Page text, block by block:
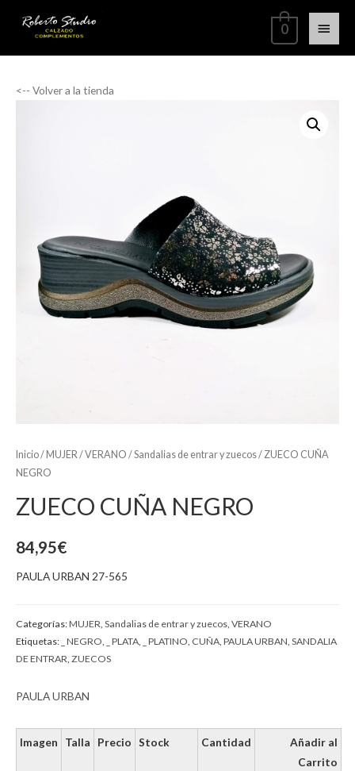
0
<-- Volver a la tienda
Inicio/ MUJER /VERANO /Sandalias de entrar y zuecos/ ZUECO CUÑA
NEGRO
ZUECO CUÑA NEGRO
84,95€
PAULA URBAN 27-565
Categorías:MUJER Sandalias de entrar y zuecos VERANO
Etiquetas: _ NEGRO _ PLATA _ PLATINO CUÑA PAULA URBAN SANDALIA
DE ENTRAR ZUECOS
PAULA URBAN
Imagen Talla Precio Stock Cantidad
Añadir al
Carrito